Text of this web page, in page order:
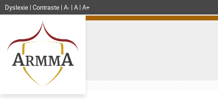
Dyslexie Contraste A- A A+